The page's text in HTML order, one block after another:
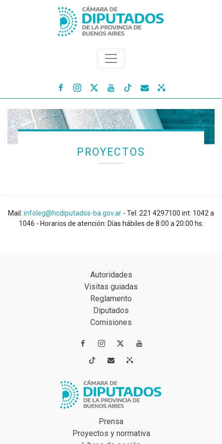
   
PROYECTOS
Mail: infoleg@hcdiputados-ba.gov.ar - Tel: 221 4297100 int: 1042 a
1046 - Horarios de atención: Días hábiles de 8:00 a 20:00 hs.
Autoridades
Visitas guiadas
Reglamento
Diputados
Comisiones
 
 
Prensa
Proyectos y normativa